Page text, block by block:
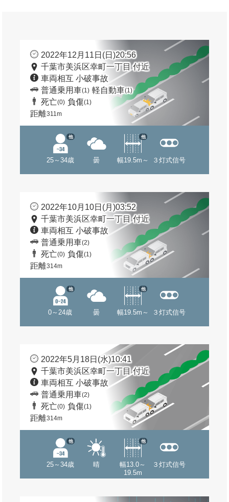
2022年12月11日(日)20:56
千葉市美浜区幸町一丁目 付近
車両相互 小破事故
普通乗用車(1) 軽自動車(1)
死亡(0) 負傷(1)
距離311m
25～34歳
他
曇 幅19.5m～
他
３灯式信号
2022年10月10日(月)03:52
千葉市美浜区幸町一丁目 付近
車両相互 小破事故
普通乗用車(2)
死亡(0) 負傷(1)
距離314m
0～24歳
他
曇 幅19.5m～
他
３灯式信号
2022年5月18日(水)10:41
千葉市美浜区幸町一丁目 付近
車両相互 小破事故
普通乗用車(2)
死亡(0) 負傷(1)
距離314m
25～34歳
他
晴
幅13.0～
19.5m
他
３灯式信号